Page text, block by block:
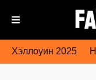
Хэллоуин 2025